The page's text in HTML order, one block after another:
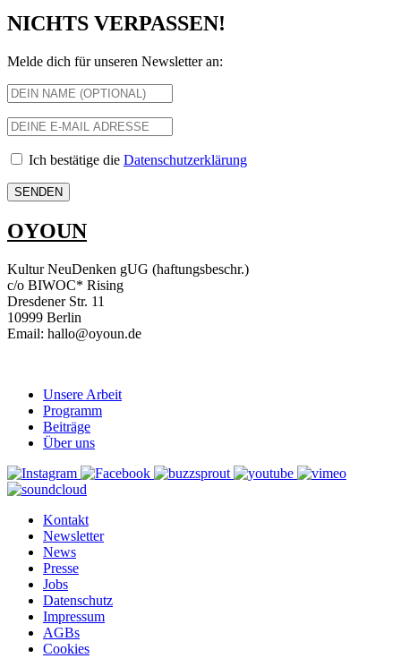
NICHTS VERPASSEN!
Melde dich für unseren Newsletter an:
Ich bestätige die Datenschutzerklärung
OYOUN
Kultur NeuDenken gUG (haftungsbeschr.)
c/o BIWOC* Rising
Dresdener Str. 11
10999 Berlin
Email: hallo@oyoun.de
Unsere Arbeit
Programm
Beiträge
Über uns
Kontakt
Newsletter
News
Presse
Jobs
Datenschutz
Impressum
AGBs
Cookies